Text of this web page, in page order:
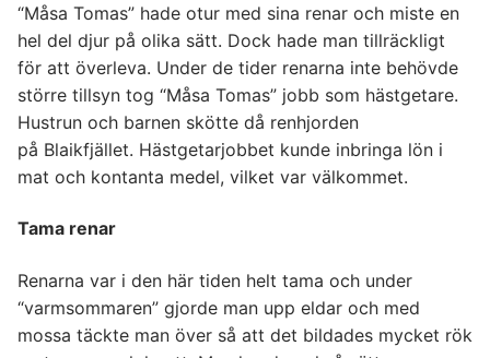
“Måsa Tomas” hade otur med sina renar och miste en
hel del djur på olika sätt. Dock hade man tillräckligt
för att överleva. Under de tider renarna inte behövde
större tillsyn tog “Måsa Tomas” jobb som hästgetare.
Hustrun och barnen skötte då renhjorden
på Blaikfjället. Hästgetarjobbet kunde inbringa lön i
mat och kontanta medel, vilket var välkommet.
Tama renar
Renarna var i den här tiden helt tama och under
“varmsommaren” gjorde man upp eldar och med
mossa täckte man över så att det bildades mycket rök